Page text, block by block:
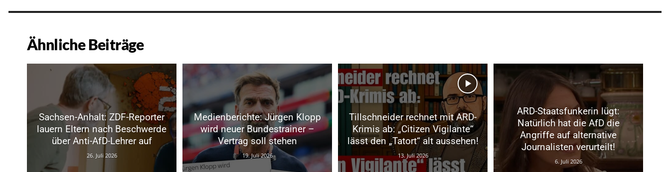
Ähnliche Beiträge
Sachsen-Anhalt: ZDF-Reporter
lauern Eltern nach Beschwerde
über Anti-AfD-Lehrer auf
26. Juli 2026
Medienberichte: Jürgen Klopp
wird neuer Bundestrainer –
Vertrag soll stehen
19. Juli 2026
Tillschneider rechnet mit ARD-
Krimis ab: „Citizen Vigilante“
lässt den „Tatort“ alt aussehen!
13. Juli 2026
ARD-Staatsfunkerin lügt:
Natürlich hat die AfD die
Angriffe auf alternative
Journalisten verurteilt!
6. Juli 2026